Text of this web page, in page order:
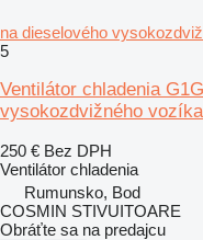
na dieselového
5
Ventilátor chladenia
vysokozdvižného vozíka
250 € Bez DPH
Ventilátor chladenia
Rumunsko, Bod
COSMIN STIVUITOARE
Obráťte sa na predajcu